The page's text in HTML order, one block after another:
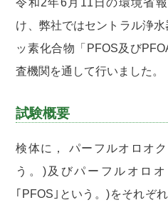
令和2年6月11日の環境省
け、弊社ではセントラル浄
ッ素化合物「PFOS及び
査機関を通して行いました。
試験概要
検体に， パーフルオロオ
う。)及びパーフルオロ
｢PFOS｣という。)をそれぞ